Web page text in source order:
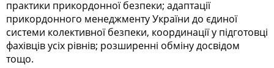
практики прикордонної безпеки; адаптації
прикордонного менеджменту України до єдиної
системи колективної безпеки, координації у підготовці
фахівців усіх рівнів; розширенні обміну досвідом
тощо.